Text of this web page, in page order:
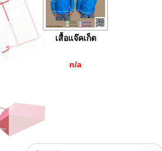
เสื้อแจ๊คเก็ต
n/a